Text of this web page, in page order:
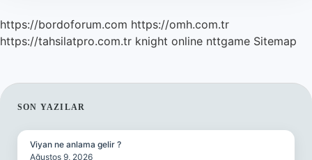
https://bordoforum.com https://omh.com.tr
https://tahsilatpro.com.tr knight online nttgame Sitemap
SIDEBAR
SON YAZILAR
Viyan ne anlama gelir ?
Ağustos 9, 2026